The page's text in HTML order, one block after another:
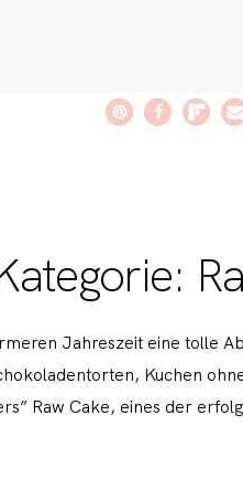
Jahreszeit eine tolle
Kuchen
Raw Cake, eines der